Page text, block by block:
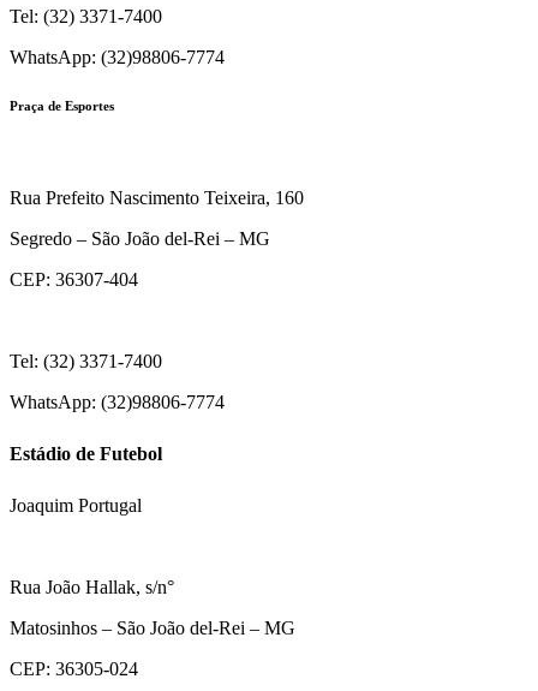
Tel: (32) 3371-7400
WhatsApp: (32)98806-7774
Praça de Esportes
Rua Prefeito Nascimento Teixeira, 160
Segredo – São João del-Rei – MG
CEP: 36307-404
Tel: (32) 3371-7400
WhatsApp: (32)98806-7774
Estádio de Futebol
Joaquim Portugal
Rua João Hallak, s/n°
Matosinhos – São João del-Rei – MG
CEP: 36305-024